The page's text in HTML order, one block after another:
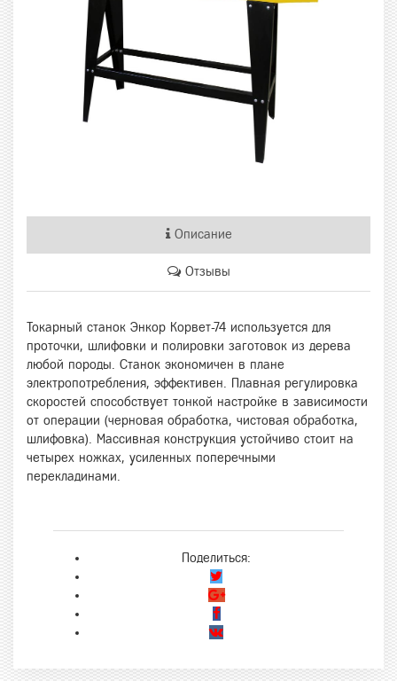
Описание
Отзывы
Токарный станок Энкор Корвет-74 используется для
проточки, шлифовки и полировки заготовок из дерева
любой породы. Станок экономичен в плане
электропотребления, эффективен. Плавная регулировка
скоростей способствует тонкой настройке в зависимости
от операции (черновая обработка, чистовая обработка,
шлифовка). Массивная конструкция устойчиво стоит на
четырех ножках, усиленных поперечными
перекладинами.
Поделиться: